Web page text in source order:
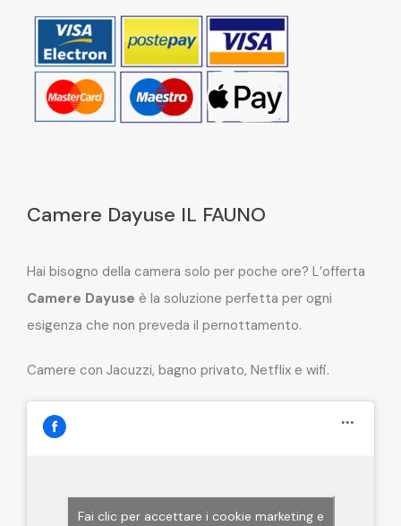
Camere Dayuse IL FAUNO
Hai bisogno della camera solo per poche ore? L’offerta
Camere Dayuse è la soluzione perfetta per ogni
esigenza che non preveda il pernottamento.
Camere con Jacuzzi, bagno privato, Netflix e wifi.
Fai clic per accettare i cookie marketing e